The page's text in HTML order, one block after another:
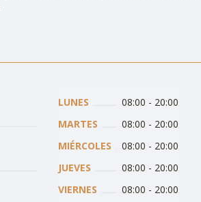
LUNES 08:00 - 20:00
MARTES
08:00 - 20:00
MIÉRCOLES
08:00 - 20:00
JUEVES
08:00 - 20:00
VIERNES
08:00 - 20:00